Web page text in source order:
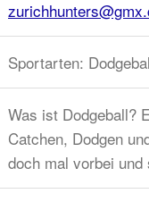
Sportarten:
Was ist Dodgeball?
Catchen, Dodgen
doch mal vorbei